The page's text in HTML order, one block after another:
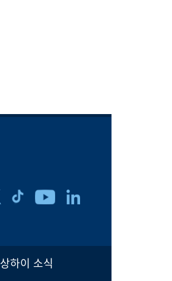
상하이 소식